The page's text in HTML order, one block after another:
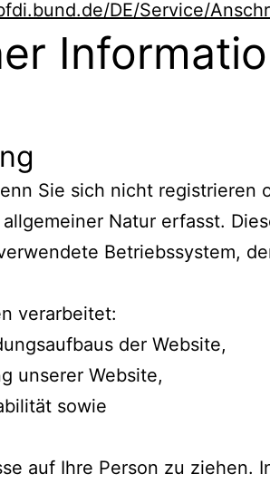
DE/Service/
Sie sich nicht registrieren
Natur erfasst.
Betriebssystem,
verarbeitet:
der Website,
unserer Website,
sowie
auf Ihre Person zu ziehen.